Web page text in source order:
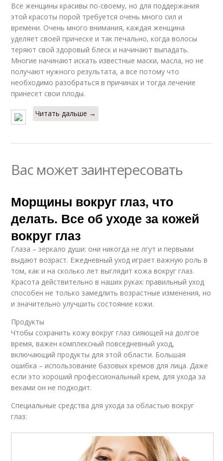
Все женщины красивы по-своему, но для поддержания
этой красоты порой требуется очень много сил и
времени. Очень много внимания, каждая женщина
уделяет своей прическе и так печально, когда волосы
теряют свой здоровый блеск и начинают выпадать.
Многие начинают искать известные маски, масла, но не
получают нужного результата, а все потому что
необходимо разобраться в причинах и тогда лечение
принесет свои плоды.
Читать дальше →
Вас может заинтересовать
Морщины вокруг глаз, что
делать. Все об уходе за кожей
вокруг глаз
Глаза – зеркало души: они никогда не лгут и первыми
выдают возраст. Ежедневный уход играет важную роль в
том, как и на сколько лет выглядит кожа вокруг глаз.
Красота действительно в наших руках: правильный уход
способен не только замедлить возрастные изменения, но
и значительно улучшить состояние кожи.
Продукты
Чтобы сохранить кожу вокруг глаз сияющей на долгое
время, важен комплексный повседневный уход,
включающий продукты для этой области. Большая
ошибка – использование базовых кремов для лица. Даже
если это хороший профессиональный крем, для ухода за
веками он не подходит.
Специальные средства для ухода за областью вокруг
глаз: